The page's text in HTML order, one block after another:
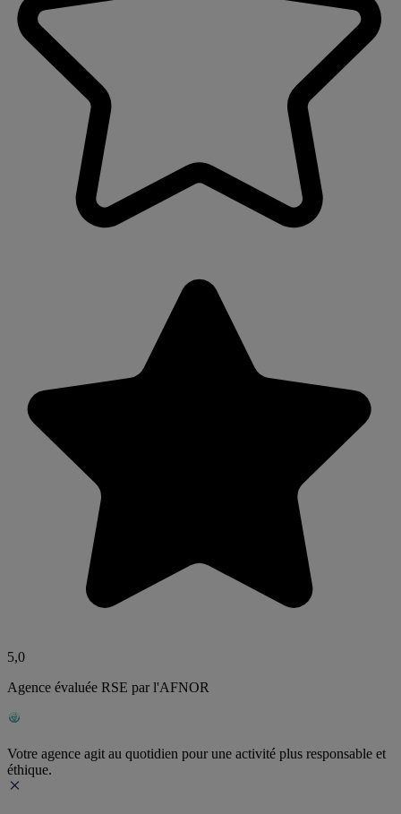
5,0
Agence évaluée RSE par l'AFNOR
Votre agence agit au quotidien pour une activité plus responsable et
éthique.